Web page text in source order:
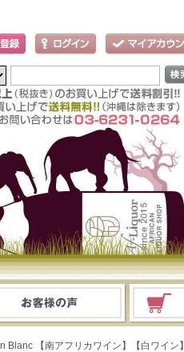
【南アフリカワイン】【白ワイン】